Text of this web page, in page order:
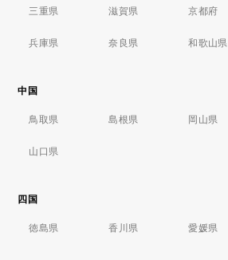
三重県 滋賀県 京都府
兵庫県 奈良県 和歌山県
中国
鳥取県 島根県 岡山県
山口県
四国
徳島県 香川県 愛媛県